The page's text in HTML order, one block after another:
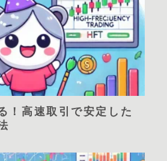
！高速取引で安定した